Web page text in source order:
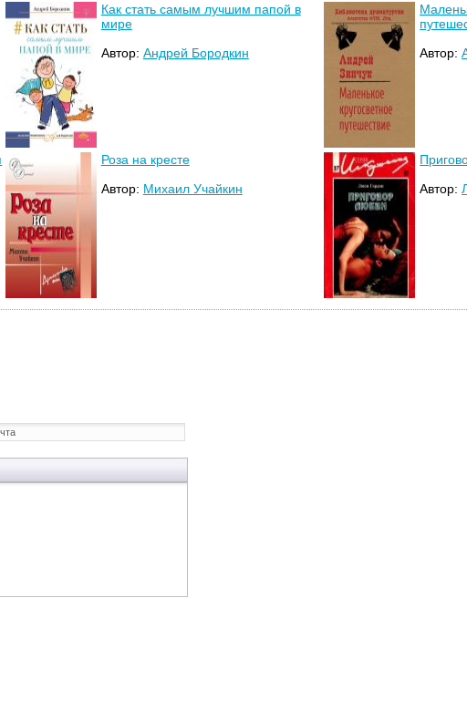
Как стать самым лучшим папой в
мире
Автор: Андрей Бородкин
Автор:
Роза на кресте
Автор: Михаил Учайкин
Автор: